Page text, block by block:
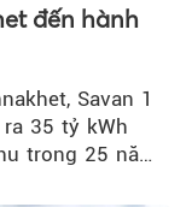
đến hành
Savan 1
35 tỷ kWh
trong 25 năm